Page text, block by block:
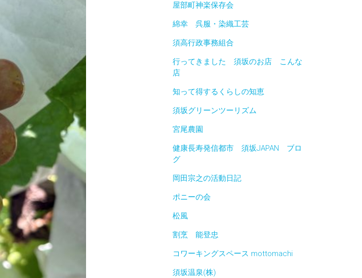
屋部町神楽保存会
綿幸 呉服・染織工芸
須高行政事務組合
行ってきました 須坂のお店 こんな
店
知って得するくらしの知恵
須坂グリーンツーリズム
宮尾農園
健康長寿発信都市 須坂JAPAN ブロ
グ
岡田宗之の活動日記
ポニーの会
松風
割烹 能登忠
コワーキングスペース mottomachi
須坂温泉(株)